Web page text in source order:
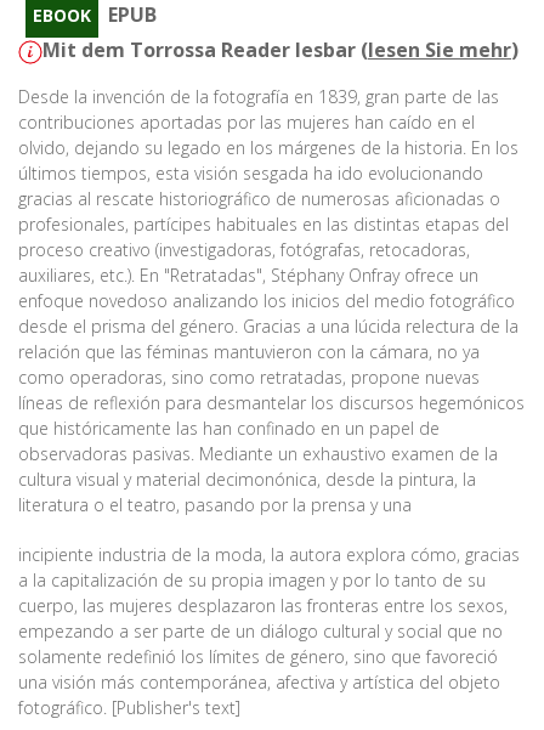
EBOOK
EPUB
Mit dem Torrossa Reader lesbar (lesen Sie mehr)
Desde la invención de la fotografía en 1839, gran parte de las
contribuciones aportadas por las mujeres han caído en el
olvido, dejando su legado en los márgenes de la historia. En los
últimos tiempos, esta visión sesgada ha ido evolucionando
gracias al rescate historiográfico de numerosas aficionadas o
profesionales, partícipes habituales en las distintas etapas del
proceso creativo (investigadoras, fotógrafas, retocadoras,
auxiliares, etc.). En "Retratadas", Stéphany Onfray ofrece un
enfoque novedoso analizando los inicios del medio fotográfico
desde el prisma del género. Gracias a una lúcida relectura de la
relación que las féminas mantuvieron con la cámara, no ya
como operadoras, sino como retratadas, propone nuevas
líneas de reflexión para desmantelar los discursos hegemónicos
que históricamente las han confinado en un papel de
observadoras pasivas. Mediante un exhaustivo examen de la
cultura visual y material decimonónica, desde la pintura, la
literatura o el teatro, pasando por la prensa y una
incipiente industria de la moda, la autora explora cómo, gracias
a la capitalización de su propia imagen y por lo tanto de su
cuerpo, las mujeres desplazaron las fronteras entre los sexos,
empezando a ser parte de un diálogo cultural y social que no
solamente redefinió los límites de género, sino que favoreció
una visión más contemporánea, afectiva y artística del objeto
fotográfico. [Publisher's text]